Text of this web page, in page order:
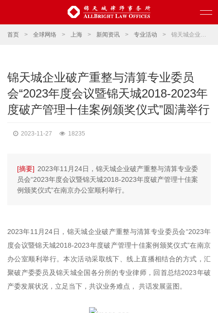
首页 > 全球网络 > 上海 > 新闻资讯 > 专业活动 > 锦天城企业破产重整与清算专业委员会“2023年度会议暨锦天城2018-2023年度破产管理十佳案例颁奖仪式”圆满举行
锦天城企业破产重整与清算专业委员
会“2023年度会议暨锦天城2018-2023年
度破产管理十佳案例颁奖仪式”圆满举行
2023-11-27 18235
[摘要] 2023年11月24日，锦天城企业破产重整与清算专业委
员会“2023年度会议暨锦天城2018-2023年度破产管理十佳案
例颁奖仪式”在南京办公室顺利举行。
2023年11月24日，锦天城企业破产重整与清算专业委员会“2023年
度会议暨锦天城2018-2023年度破产管理十佳案例颁奖仪式”在南京
办公室顺利举行。本次活动采取线下、线上直播相结合的方式，汇
聚破产委委员及锦天城全国各分所的专业律师，回首总结2023年破
产委发展状况，立足当下，共议业务难点， 共话发展蓝图。